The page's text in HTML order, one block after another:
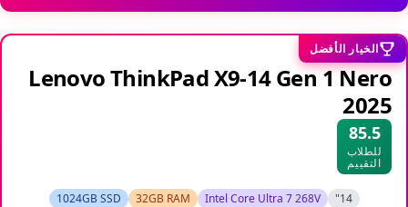
الخيار الأفضل
Lenovo ThinkPad X9-14 Gen 1 Nero
2025
85.5
للطلاب
التقييم
14"
Intel Core Ultra 7 268V
32GB RAM
1024GB SSD